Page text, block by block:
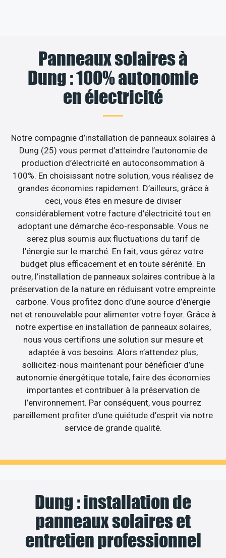
Panneaux solaires à
Dung : 100% autonomie
en électricité
Notre compagnie d’installation de panneaux solaires à
Dung (25) vous permet d’atteindre l’autonomie de
production d’électricité en autoconsommation à
100%. En choisissant notre solution, vous réalisez de
grandes économies rapidement. D’ailleurs, grâce à
ceci, vous êtes en mesure de diviser
considérablement votre facture d’électricité tout en
adoptant une démarche éco-responsable. Vous ne
serez plus soumis aux fluctuations du tarif de
l’énergie sur le marché. En fait, vous gérez votre
budget plus efficacement et en toute sérénité. En
outre, l’installation de panneaux solaires contribue à la
préservation de la nature en réduisant votre empreinte
carbone. Vous profitez donc d’une source d’énergie
net et renouvelable pour alimenter votre foyer. Grâce à
notre expertise en installation de panneaux solaires,
nous vous certifions une solution sur mesure et
adaptée à vos besoins. Alors n’attendez plus,
sollicitez-nous maintenant pour bénéficier d’une
autonomie énergétique totale, faire des économies
importantes et contribuer à la préservation de
l’environnement. Par conséquent, vous pourrez
pareillement profiter d’une quiétude d’esprit via notre
service de grande qualité.
Dung : installation de
panneaux solaires et
entretien professionnel